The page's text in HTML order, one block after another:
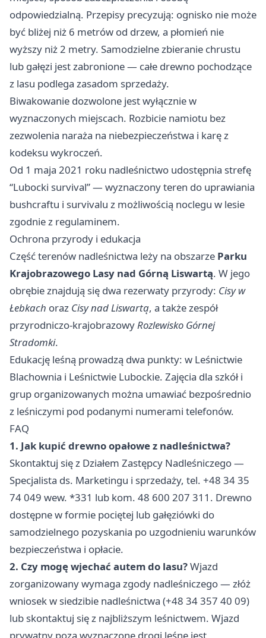
odpowiedzialną. Przepisy precyzują: ognisko nie może
być bliżej niż 6 metrów od drzew, a płomień nie
wyższy niż 2 metry. Samodzielne zbieranie chrustu
lub gałęzi jest zabronione — całe drewno pochodzące
z lasu podlega zasadom sprzedaży.
Biwakowanie dozwolone jest wyłącznie w
wyznaczonych miejscach. Rozbicie namiotu bez
zezwolenia naraża na niebezpieczeństwa i karę z
kodeksu wykroczeń.
Od 1 maja 2021 roku nadleśnictwo udostępnia strefę
“Lubocki survival” — wyznaczony teren do uprawiania
bushcraftu i survivalu z możliwością noclegu w lesie
zgodnie z regulaminem.
Ochrona przyrody i edukacja
Część terenów nadleśnictwa leży na obszarze Parku
Krajobrazowego Lasy nad Górną Liswartą. W jego
obrębie znajdują się dwa rezerwaty przyrody: Cisy w
Łebkach oraz Cisy nad Liswartą, a także zespół
przyrodniczo-krajobrazowyRozlewisko Górnej
Stradomki.
Edukację leśną prowadzą dwa punkty: w Leśnictwie
Blachownia i Leśnictwie Lubockie. Zajęcia dla szkół i
grup organizowanych można umawiać bezpośrednio
z leśniczymi pod podanymi numerami telefonów.
FAQ
1. Jak kupić drewno opałowe z nadleśnictwa?
Skontaktuj się z Działem Zastępcy Nadleśniczego —
Specjalista ds. Marketingu i sprzedaży, tel. +48 34 35
74 049 wew. *331 lub kom. 48 600 207 311. Drewno
dostępne w formie pociętej lub gałęziówki do
samodzielnego pozyskania po uzgodnieniu warunków
bezpieczeństwa i opłacie.
2. Czy mogę wjechać autem do lasu?Wjazd
zorganizowany wymaga zgody nadleśniczego — złóż
wniosek w siedzibie nadleśnictwa (+48 34 357 40 09)
lub skontaktuj się z najbliższym leśnictwem. Wjazd